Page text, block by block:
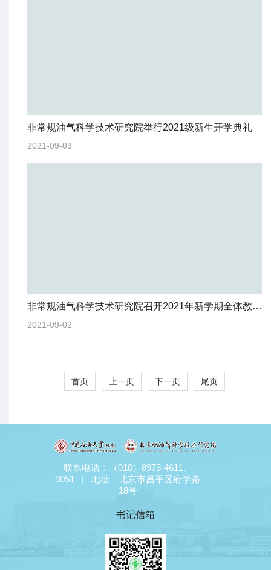
非常规油气科学技术研究院举行2021级新生开学典礼
2021-09-03
非常规油气科学技术研究院召开2021年新学期全体教职工大会
2021-09-02
首页 上一页 下一页 尾页
联系电话：（010）8973-4611、
9051 | 地址：北京市昌平区府学路
18号
书记信箱